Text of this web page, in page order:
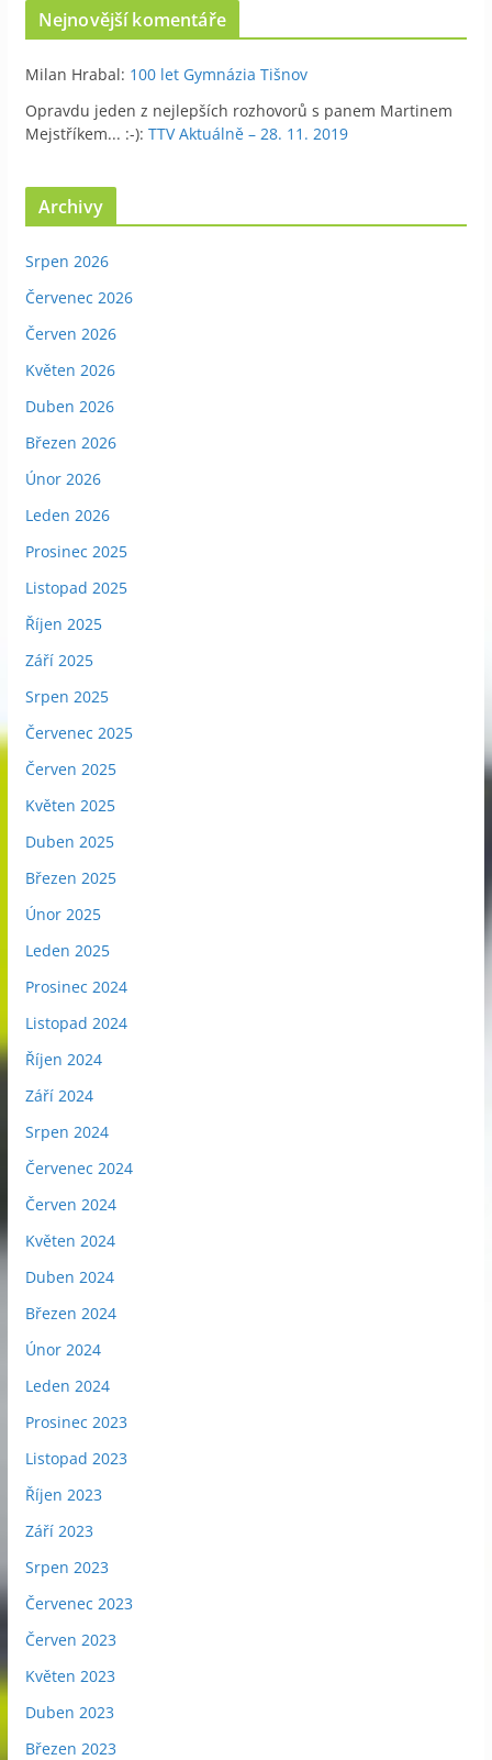
Nejnovější komentáře
Milan Hrabal: 100 let Gymnázia Tišnov
Opravdu jeden z nejlepších rozhovorů s panem Martinem
Mejstříkem... :-): TTV Aktuálně – 28. 11. 2019
Archivy
Srpen 2026
Červenec 2026
Červen 2026
Květen 2026
Duben 2026
Březen 2026
Únor 2026
Leden 2026
Prosinec 2025
Listopad 2025
Říjen 2025
Září 2025
Srpen 2025
Červenec 2025
Červen 2025
Květen 2025
Duben 2025
Březen 2025
Únor 2025
Leden 2025
Prosinec 2024
Listopad 2024
Říjen 2024
Září 2024
Srpen 2024
Červenec 2024
Červen 2024
Květen 2024
Duben 2024
Březen 2024
Únor 2024
Leden 2024
Prosinec 2023
Listopad 2023
Říjen 2023
Září 2023
Srpen 2023
Červenec 2023
Červen 2023
Květen 2023
Duben 2023
Březen 2023